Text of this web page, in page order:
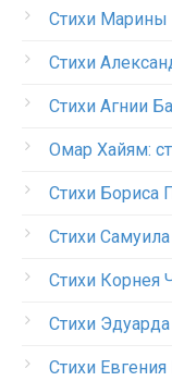
Стихи Марины
Стихи
Стихи Агнии
Омар Хайям:
Стихи Бориса
Стихи
Стихи Корнея
Стихи
Стихи